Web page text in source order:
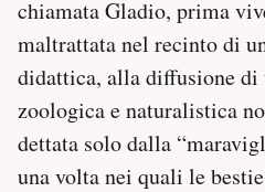
chiamata Gladio, prima
maltrattata nel recinto di
didattica, alla diffusione di
zoologica e naturalistica
dettata solo dalla
una volta nei quali le